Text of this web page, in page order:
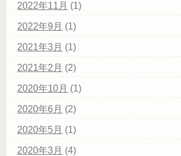
2022年11月 (1)
2022年9月 (1)
2021年3月 (1)
2021年2月 (2)
2020年10月 (1)
2020年6月 (2)
2020年5月 (1)
2020年3月 (4)